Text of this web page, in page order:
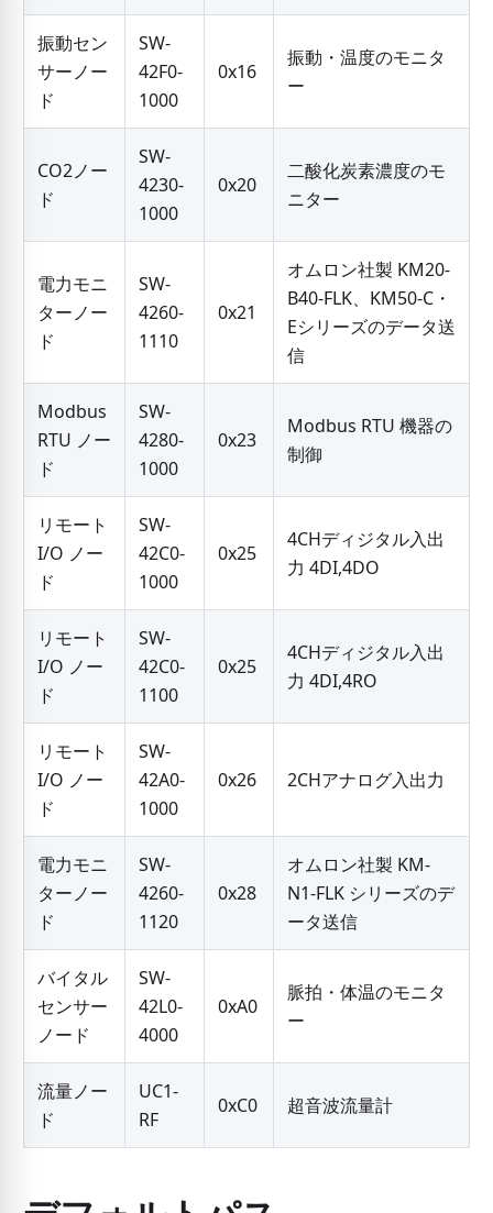
振動セン
サーノー
ド
SW-
42F0-
1000
0x16
振動・温度のモニタ
ー
CO2ノー
ド
SW-
4230-
1000
0x20
二酸化炭素濃度のモ
ニター
電力モニ
ターノー
ド
SW-
4260-
1110
0x21
オムロン社製 KM20-
B40-FLK、KM50-C・
Eシリーズのデータ送
信
Modbus
RTU ノー
ド
SW-
4280-
1000
0x23
Modbus RTU 機器の
制御
リモート
I/O ノー
ド
SW-
42C0-
1000
0x25
4CHディジタル入出
力 4DI,4DO
リモート
I/O ノー
ド
SW-
42C0-
1100
0x25
4CHディジタル入出
力 4DI,4RO
リモート
I/O ノー
ド
SW-
42A0-
1000
0x26 2CHアナログ入出力
電力モニ
ターノー
ド
SW-
4260-
1120
0x28
オムロン社製 KM-
N1-FLK シリーズのデ
ータ送信
バイタル
センサー
ノード
SW-
42L0-
4000
0xA0
脈拍・体温のモニタ
ー
流量ノー
ド
UC1-
RF
0xC0 超音波流量計